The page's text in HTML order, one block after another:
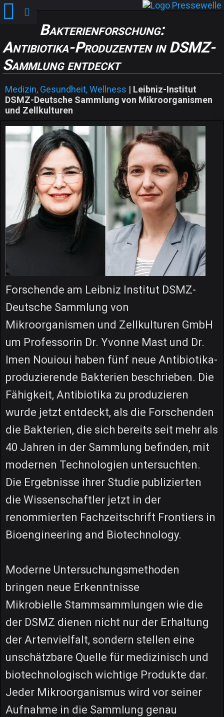
Bakterienforschung:
Antibiotika-Produzenten in DSMZ-
Sammlung entdeckt
Medizin, Gesundheit, Wellness | Leibniz-Institut
DSMZ-Deutsche Sammlung von Mikroorganismen
und Zellkulturen
Forschende am Leibniz Institut DSMZ-
Deutsche Sammlung von
Mikroorganismen und Zellkulturen GmbH
um Professorin Dr. Yvonne Mast und Dr.
Imen Nouioui haben fünf neue Antibiotika-
produzierende Bakterien beschrieben. Die
Fähigkeit, Antibiotika zu produzieren
wurde jetzt entdeckt, als die Forschenden
die Bakterien, die sich bereits seit mehr als
40 Jahren in der Sammlung befinden, mit
modernen Technologien untersuchten.
Die Ergebnisse ihrer Studie publizierten
die Wissenschaftler jetzt in der
renommierten Fachzeitschrift Frontiers in
Bioengineering and Biotechnology.
Moderne Untersuchungsmethoden
bringen neue Erkenntnisse
Mikrobielle Stammsammlungen wie die
der DSMZ dienen nicht nur der Erhaltung
der Artenvielfalt, sondern stellen eine
unschätzbare Quelle für medizinisch und
biotechnologisch wichtige Produkte dar.
Jeder Mikroorganismus wird vor seiner
Aufnahme in die Sammlung genau